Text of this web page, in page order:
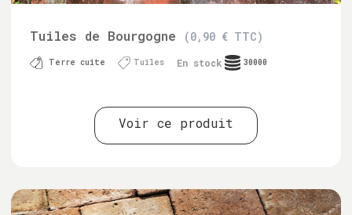
Tuiles de Bourgogne (0,90 € TTC)
Terre cuite Tuiles En stock 30000
Voir ce produit